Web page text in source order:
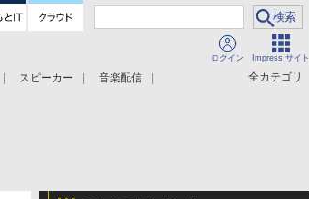
ログイン Impress サイト
全カテゴリ
スピーカー
音楽配信